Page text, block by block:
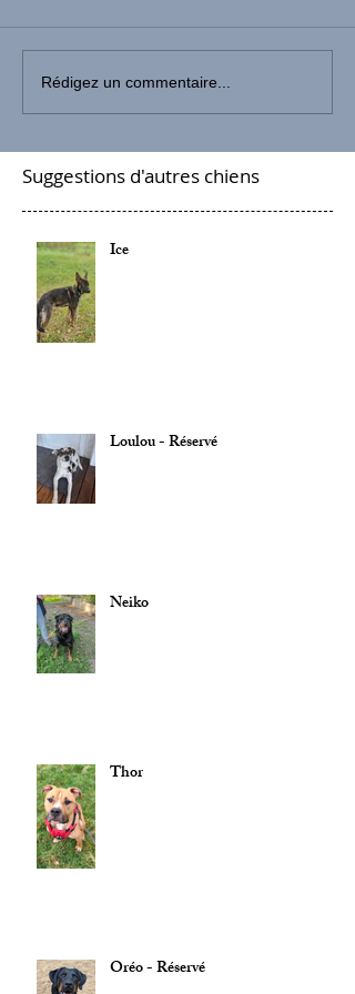
Rédigez un commentaire...
Suggestions d'autres chiens
Ice
Loulou - Réservé
Neiko
Thor
Oréo - Réservé